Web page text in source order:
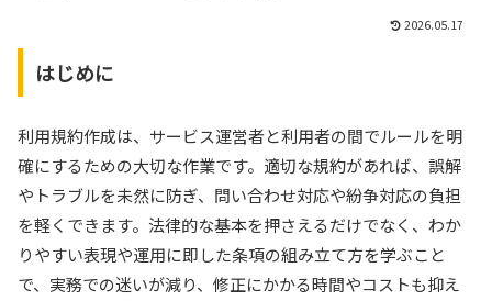
2026.05.17
はじめに
利用規約作成は、サービス運営者と利用者の間でルールを明
確にするための大切な作業です。適切な規約があれば、誤解
やトラブルを未然に防ぎ、問い合わせ対応や紛争対応の負担
を軽くできます。法律的な基本を押さえるだけでなく、わか
りやすい表現や運用に即した条項の組み立て方を学ぶこと
で、実務での迷いが減り、修正にかかる時間やコストも抑え